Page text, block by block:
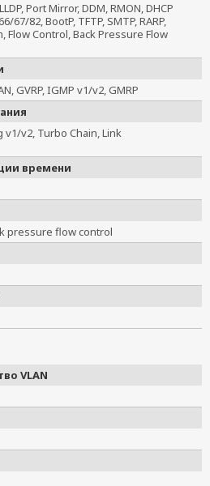
Port Mirror, DDM, RMON, DHCP
67/82, BootP, TFTP, SMTP, RARP,
Flow Control, Back Pressure Flow
GVRP, IGMP v1/v2, GMRP
v1/v2, Turbo Chain, Link
времени
pressure flow control
VLAN